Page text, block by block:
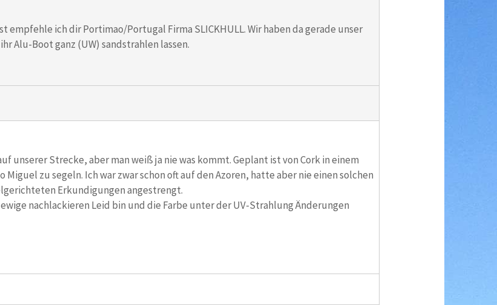
empfehle ich dir Portimao/Portugal Firma SLICKHULL. Wir haben da gerade unser
Alu-Boot ganz (UW) sandstrahlen lassen.
unserer Strecke, aber man weiß ja nie was kommt. Geplant ist von Cork in einem
Miguel zu segeln. Ich war zwar schon oft auf den Azoren, hatte aber nie einen solchen
Erkundigungen angestrengt.
nachlackieren Leid bin und die Farbe unter der UV-Strahlung Änderungen